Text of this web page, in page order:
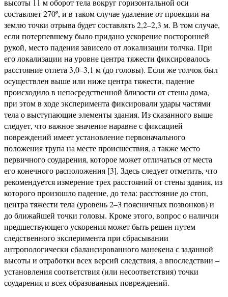
составляет 270º, и в таком случае удаление от проекции на
землю точки отрыва будет составлять 2,2–2,3 м. В том случае,
если потерпевшему было придано ускорение посторонней
рукой, место падения зависело от локализации толчка. При
его локализации на уровне центра тяжести фиксировалось
расстояние отлета 3,0–3,1 м (до головы). Если же толчок был
осуществлен выше или ниже центра тяжести, падение
происходило в непосредственной близости от стены дома,
при этом в ходе эксперимента фиксировали удары частями
тела о выступающие элементы здания. Из сказанного выше
следует, что важное значение наравне с фиксацией
повреждений имеет установление первоначального
положения трупа на месте происшествия, а также место
первичного соударения, которое может отличаться от места
его конечного расположения [3]. Здесь следует отметить, что
рекомендуется измерение трех расстояний от стены здания, из
которого произошло падение, до тела: расстояние до стоп,
центра тяжести тела (уровень 2–3 поясничных позвонков) и
до ближайшей точки головы. Кроме этого, вопрос о наличии
предшествующего ускорения может быть решен путем
следственного эксперимента при сбрасывании
антропологически сбалансированного манекена с заданной
высоты и отработки всех версий следствия, а впоследствии –
установления соответствия (или несоответствия) точки
соударения и всех образованных повреждений.